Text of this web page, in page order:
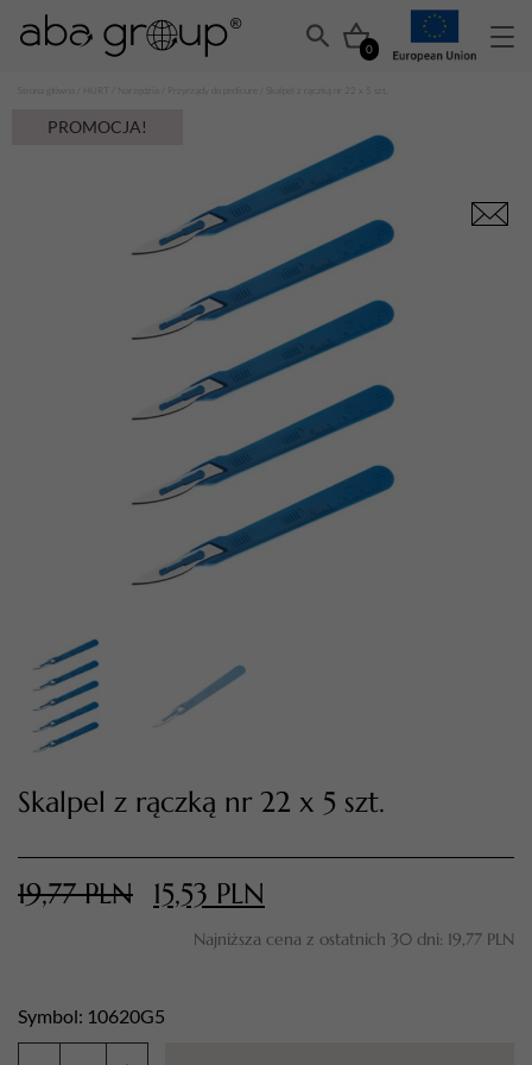
0
Suma koszyka (
PRZEJDŹ DO KOSZYKA
Narzędzia Przyrządy do pedicure
PROMOCJA!
Skalpel z rączką nr 22 x 5 szt.
19,77PLN 15,53 PLN
Najniższa cena z ostatnich 30 dni: 19,77 PLN
Symbol: 10620G5